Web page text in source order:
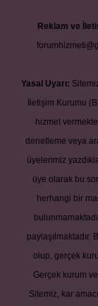
Reklam ve
Yasal Uyarı:
İletişim Kurumu
hizmet
denetleme veya
üyelerimiz
üye olarak bu
herhangi bir
olup, gerçek
Gerçek kurum
Sitemiz, kar